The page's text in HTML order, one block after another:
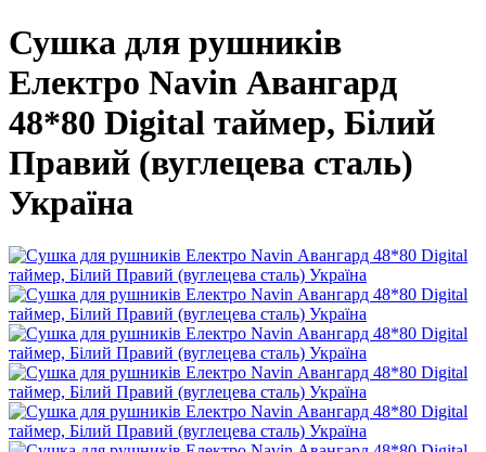
Сушка для рушників
Електро Navin Авангард
48*80 Digital таймер, Білий
Правий (вуглецева сталь)
Україна